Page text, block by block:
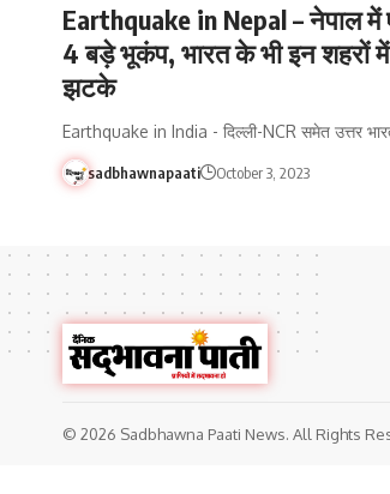
Earthquake in Nepal – नेपाल
4 बड़े भूकंप, भारत के भी इन
झटके
Earthquake in India - दिल्ली-NCR समेत उत्तर
sadbhawnapaati October 3, 2023
© 2026 Sadbhawna Paati News. All Rights